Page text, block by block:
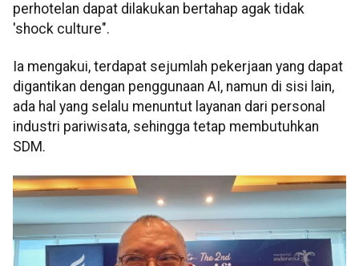
perhotelan dapat dilakukan bertahap agak tidak
'shock culture".
Ia mengakui, terdapat sejumlah pekerjaan yang dapat
digantikan dengan penggunaan AI, namun di sisi lain,
ada hal yang selalu menuntut layanan dari personal
industri pariwisata, sehingga tetap membutuhkan
SDM.